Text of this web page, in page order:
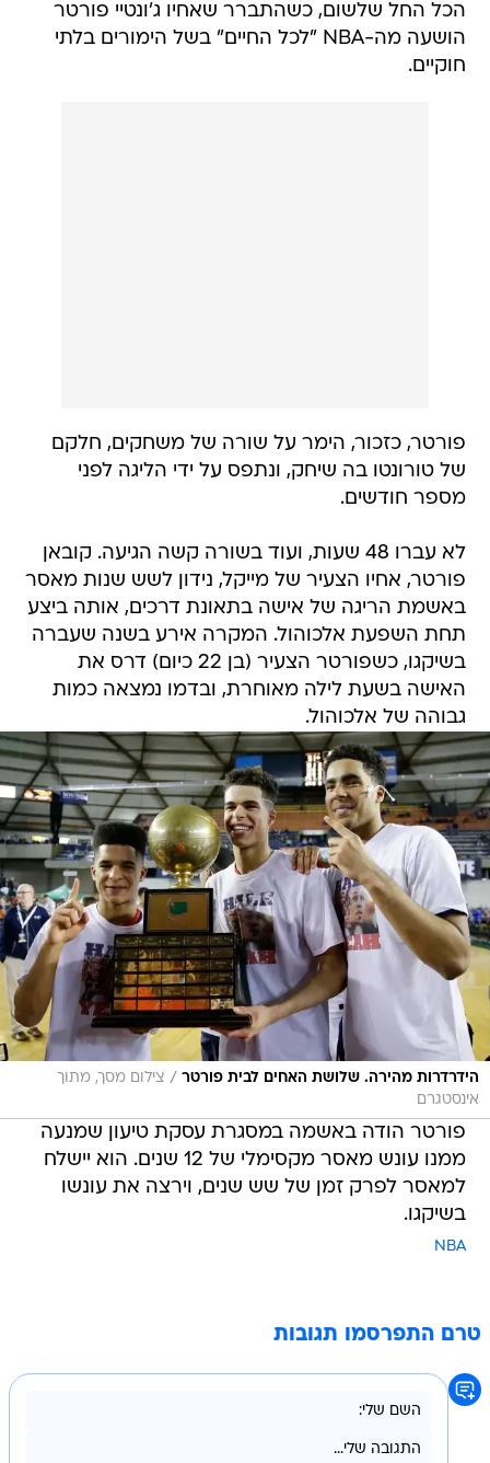
הכל החל שלשום, כשהתברר שאחיו ג'ונטיי פורטר
הושעה מה-NBA "לכל החיים" בשל הימורים בלתי
חוקיים.
פורטר, כזכור, הימר על שורה של משחקים, חלקם
של טורונטו בה שיחק, ונתפס על ידי הליגה לפני
מספר חודשים.
לא עברו 48 שעות, ועוד בשורה קשה הגיעה. קובאן
פורטר, אחיו הצעיר של מייקל, נידון לשש שנות מאסר
באשמת הריגה של אישה בתאונת דרכים, אותה ביצע
תחת השפעת אלכוהול. המקרה אירע בשנה שעברה
בשיקגו, כשפורטר הצעיר (בן 22 כיום) דרס את
האישה בשעת לילה מאוחרת, ובדמו נמצאה כמות
גבוהה של אלכוהול.
הידרדרות מהירה. שלושת האחים לבית פורטר / צילום מסך, מתוך
אינסטגרם
פורטר הודה באשמה במסגרת עסקת טיעון שמנעה
ממנו עונש מאסר מקסימלי של 12 שנים. הוא יישלח
למאסר לפרק זמן של שש שנים, וירצה את עונשו
בשיקגו.
NBA
טרם התפרסמו תגובות